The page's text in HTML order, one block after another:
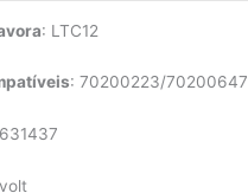
: LTC12
: 70200223/70200647